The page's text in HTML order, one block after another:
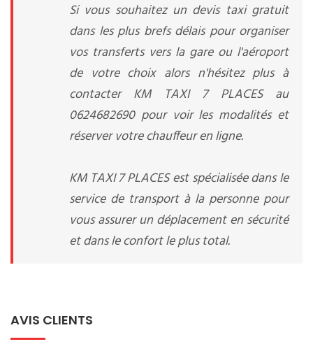
Si vous souhaitez un devis taxi gratuit
dans les plus brefs délais pour organiser
vos transferts vers la gare ou l'aéroport
de votre choix alors n'hésitez plus à
contacter KM TAXI 7 PLACES au
0624682690 pour voir les modalités et
réserver votre chauffeur en ligne.
KM TAXI 7 PLACES est spécialisée dans le
service de transport à la personne pour
vous assurer un déplacement en sécurité
et dans le confort le plus total.
AVIS CLIENTS